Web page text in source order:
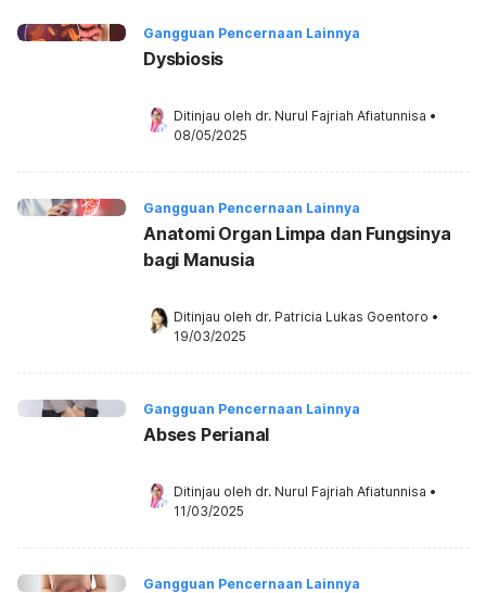
Gangguan Pencernaan Lainnya
Dysbiosis
Ditinjau oleh dr. Nurul Fajriah Afiatunnisa •
08/05/2025
Gangguan Pencernaan Lainnya
Anatomi Organ Limpa dan Fungsinya
bagi Manusia
Ditinjau oleh dr. Patricia Lukas Goentoro •
19/03/2025
Gangguan Pencernaan Lainnya
Abses Perianal
Ditinjau oleh dr. Nurul Fajriah Afiatunnisa •
11/03/2025
Gangguan Pencernaan Lainnya